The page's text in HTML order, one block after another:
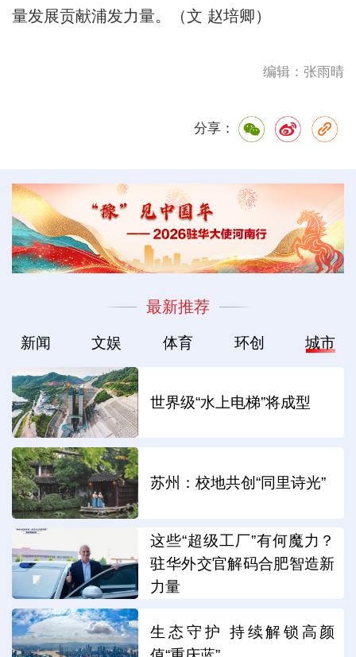
量发展贡献浦发力量。（文 赵培卿）
编辑：张雨晴
分享：
最新推荐
新闻 文娱 体育 环创 城市
世界级“水上电梯”将成型
苏州：校地共创“同里诗光”
这些“超级工厂”有何魔力？
驻华外交官解码合肥智造新
力量
生态守护 持续解锁高颜